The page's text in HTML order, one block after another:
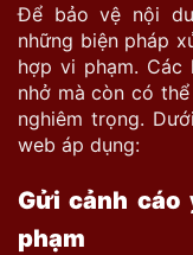
Để bảo vệ nội
những biện pháp
hợp vi phạm. Các
nhở mà còn có
nghiêm trọng.
web áp dụng:
Gửi cảnh cáo
phạm